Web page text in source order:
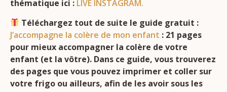
thématique ici : LIVE INSTAGRAM.
Téléchargez tout de suite le guide gratuit :
J’accompagne la colère de mon enfant : 21 pages
pour mieux accompagner la colère de votre
enfant (et la vôtre). Dans ce guide, vous trouverez
des pages que vous pouvez imprimer et coller sur
votre frigo ou ailleurs, afin de les avoir sous les